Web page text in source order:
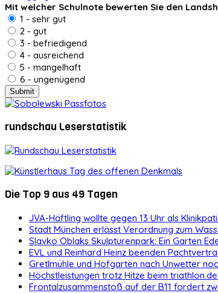
Mit welcher Schulnote bewerten Sie den
1 - sehr gut
2 - gut
3 - befriedigend
4 - ausreichend
5 - mangelhaft
6 - ungenügend
rundschau Leserstatistik
Die Top 9 aus 49 Tagen
JVA-Häftling wollte gegen 13 Uhr als
Stadt München erlässt Verordnung zum
Slavko Oblaks Skulpturenpark: Ein Garten
EVL und Reinhard Heinz beenden
Gretlmühle und Hofgarten nach Unwetter
Höchstleistungen trotz Hitze beim triathlon.de
Frontalzusammenstoß auf der B11 fordert